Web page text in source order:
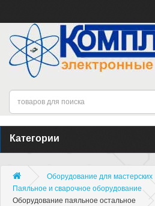
Категории
Оборудование для мастерских
Паяльное и сварочное оборудование
Оборудование паяльное остальное